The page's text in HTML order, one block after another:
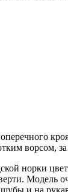
ворсом, за
норки
Модель
и на